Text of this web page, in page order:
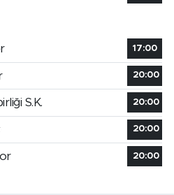
17:00
20:00
S.K. 20:00
20:00
20:00